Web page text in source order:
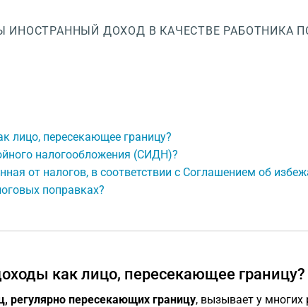
ИНОСТРАННЫЙ ДОХОД В КАЧЕСТВЕ РАБОТНИКА
лицо, пересекающее границу?
налогообложения (СИДН)?
от налогов, в соответствии с Соглашением об
поправках?
как лицо, пересекающее границу?
регулярно пересекающих границу, вызывает у многих